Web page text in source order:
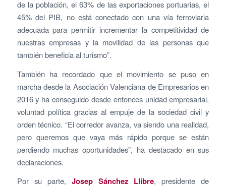
de la población, el 63% de las exportaciones portuarias, el
45% del PIB, no está conectado con una vía ferroviaria
adecuada para permitir incrementar la competitividad de
nuestras empresas y la movilidad de las personas que
también beneficia al turismo”.
También ha recordado que el movimiento se puso en
marcha desde la Asociación Valenciana de Empresarios en
2016 y ha conseguido desde entonces unidad empresarial,
voluntad política gracias al empuje de la sociedad civil y
orden técnico. “El corredor avanza, va siendo una realidad,
pero queremos que vaya más rápido porque se están
perdiendo muchas oportunidades”, ha destacado en sus
declaraciones.
Por su parte, Josep Sánchez Llibre, presidente de